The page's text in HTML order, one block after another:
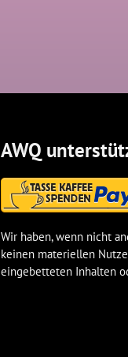
AWQ
Wir haben, wenn nicht
keinen materiellen
eingebetteten Inhalten